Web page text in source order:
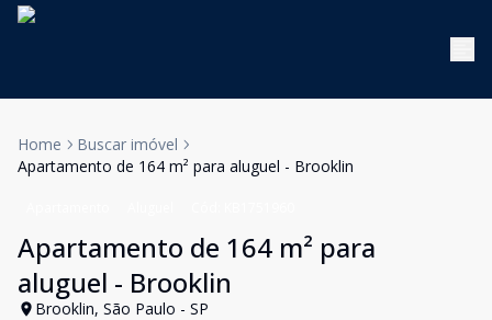
Home
Buscar imóvel
Apartamento de 164 m² para aluguel - Brooklin
Apartamento de 164 m² para
aluguel - Brooklin
Brooklin, São Paulo - SP